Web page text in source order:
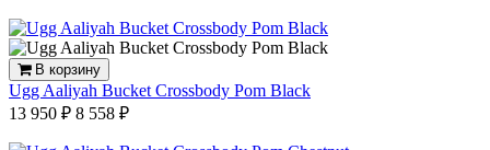
В корзину
Ugg Aaliyah Bucket Crossbody Pom Black
13 950 ₽ 8 558 ₽